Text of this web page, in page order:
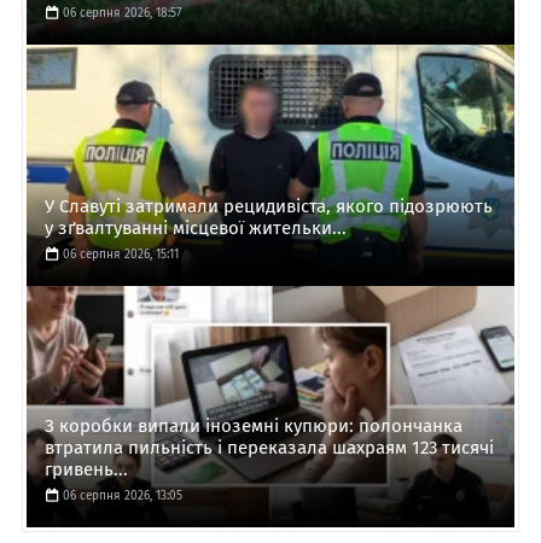
06 серпня 2026, 18:57
У Славуті затримали рецидивіста, якого підозрюють
у зґвалтуванні місцевої жительки...
06 серпня 2026, 15:11
З коробки випали іноземні купюри: полончанка
втратила пильність і переказала шахраям 123 тисячі
гривень...
06 серпня 2026, 13:05